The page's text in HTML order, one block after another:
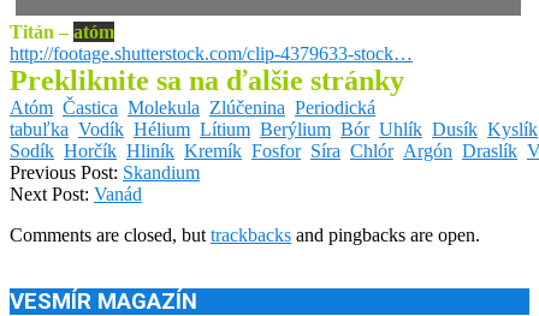
Titán –atóm
http://footage.shutterstock.com/clip-4379633-stock…
Prekliknite sa na ďalšie stránky
Atóm Častica Molekula Zlúčenina Periodická
tabuľka Vodík Hélium Lítium Berýlium Bór Uhlík Dusík Kyslík
Sodík Horčík Hliník Kremík Fosfor Síra Chlór Argón Draslík
2013-
12-
Previous Post: Skandium
Next Post: Vanád
Comments are closed, but trackbacks and pingbacks are open.
VESMÍR MAGAZÍN